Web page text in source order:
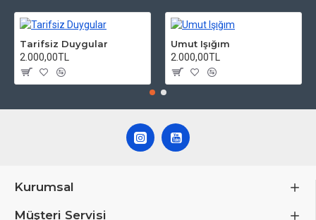
Tarifsiz Duygular
2.000,00TL
Umut Işığım
2.000,00TL
Kurumsal
Müşteri Servisi